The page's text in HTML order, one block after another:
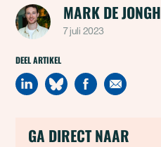
MARK DE JONGH
7 juli 2023
DEEL ARTIKEL
GA DIRECT NAAR